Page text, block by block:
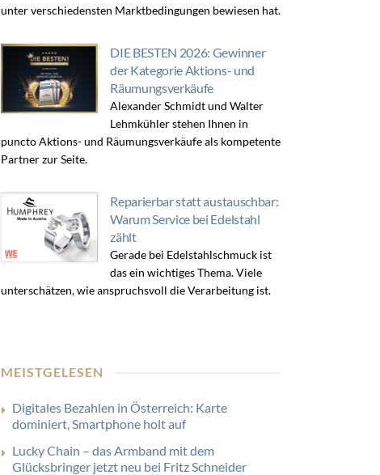
unter verschiedensten Marktbedingungen bewiesen hat.
DIE BESTEN 2026: Gewinner
der Kategorie Aktions- und
Räumungsverkäufe
Alexander Schmidt und Walter
Lehmkühler stehen Ihnen in
puncto Aktions- und Räumungsverkäufe als kompetente
Partner zur Seite.
Reparierbar statt austauschbar:
Warum Service bei Edelstahl
zählt
Gerade bei Edelstahlschmuck ist
das ein wichtiges Thema. Viele
unterschätzen, wie anspruchsvoll die Verarbeitung ist.
MEISTGELESEN
Digitales Bezahlen in Österreich: Karte
dominiert, Smartphone holt auf
Lucky Chain – das Armband mit dem
Glücksbringer jetzt neu bei Fritz Schneider